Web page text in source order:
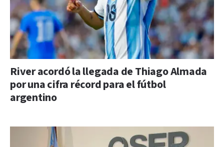
River acordó la llegada de Thiago Almada
por una cifra récord para el fútbol
argentino